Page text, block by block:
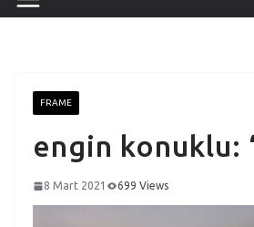
FRAME
engin konuklu:
8 Mart 2021 699 Views